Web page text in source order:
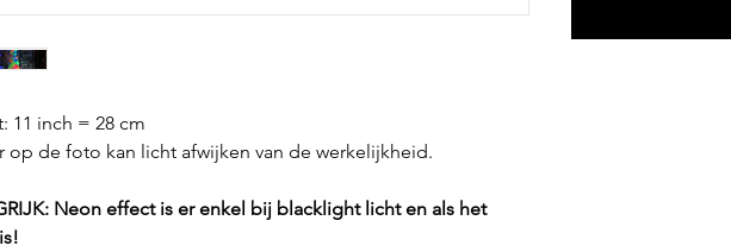
11 inch = 28 cm
op de foto kan licht afwijken van de werkelijkheid.
Neon effect is er enkel bij blacklight licht en als het